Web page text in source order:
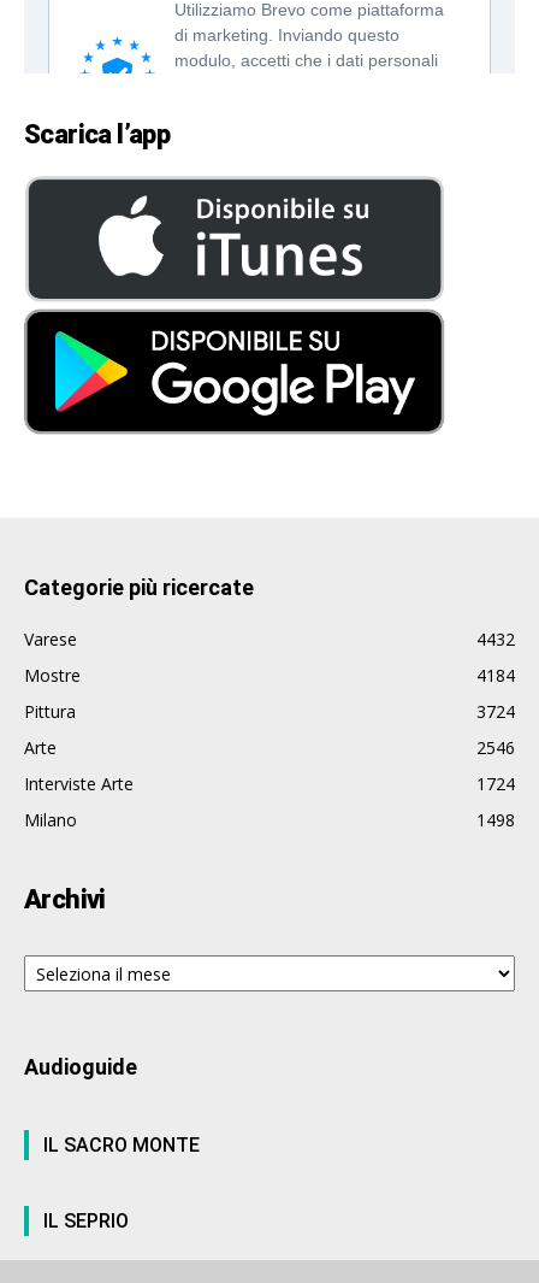
Scarica l’app
Categorie più ricercate
Varese
4432
Mostre
4184
Pittura
3724
Arte
2546
Interviste Arte
1724
Milano
1498
Archivi
Archivi
Audioguide
IL SACRO MONTE
IL SEPRIO